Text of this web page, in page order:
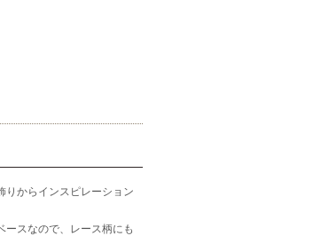
りからインスピレーション
ースなので、レース柄にも